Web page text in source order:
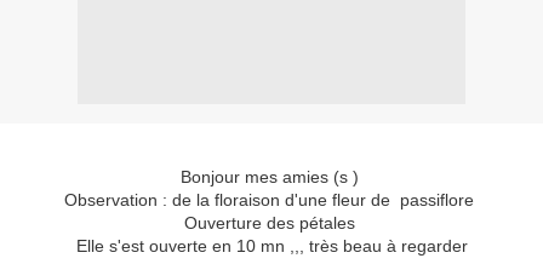
Bonjour mes amies (s )
Observation : de la floraison d'une fleur de passiflore
Ouverture des pétales
Elle s'est ouverte en 10 mn ,,, très beau à regarder